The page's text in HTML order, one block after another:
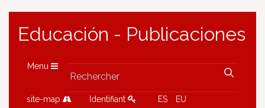
Educación - Publicaciones
Menu
site-map Identifiant ES EU